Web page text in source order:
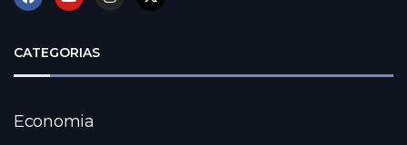
CATEGORIAS
Economia